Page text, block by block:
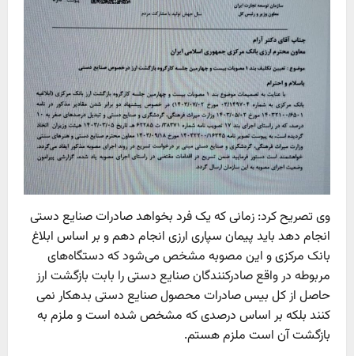
وی تصریح کرد: زمانی که یک فرد بخواهد صادرات صنایع دستی
انجام دهد باید پیمان سپاری ارزی انجام دهم و بر اساس ابلاغ
بانک مرکزی و این مصوبه مشخص می‌شود که دستگاه‌های
مربوطه در واقع صادرکنندگان صنایع دستی را بابت بازگشت ارز
حاصل از کل بیس صادرات محصول صنایع دستی بدهکار نمی
کنند بلکه بر اساس درصدی که مشخص شده است و ملزم به
بازگشت آن است ملزم هستم.